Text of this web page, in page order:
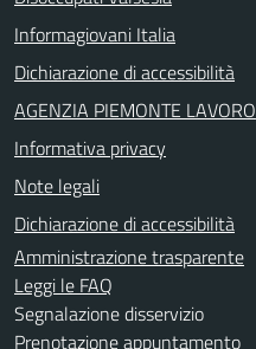
Informagiovani Italia
Dichiarazione di accessibilità
AGENZIA PIEMONTE LAVORO
Informativa privacy
Note legali
Dichiarazione di accessibilità
Amministrazione trasparente
Leggi le FAQ
Segnalazione disservizio
Prenotazione appuntamento